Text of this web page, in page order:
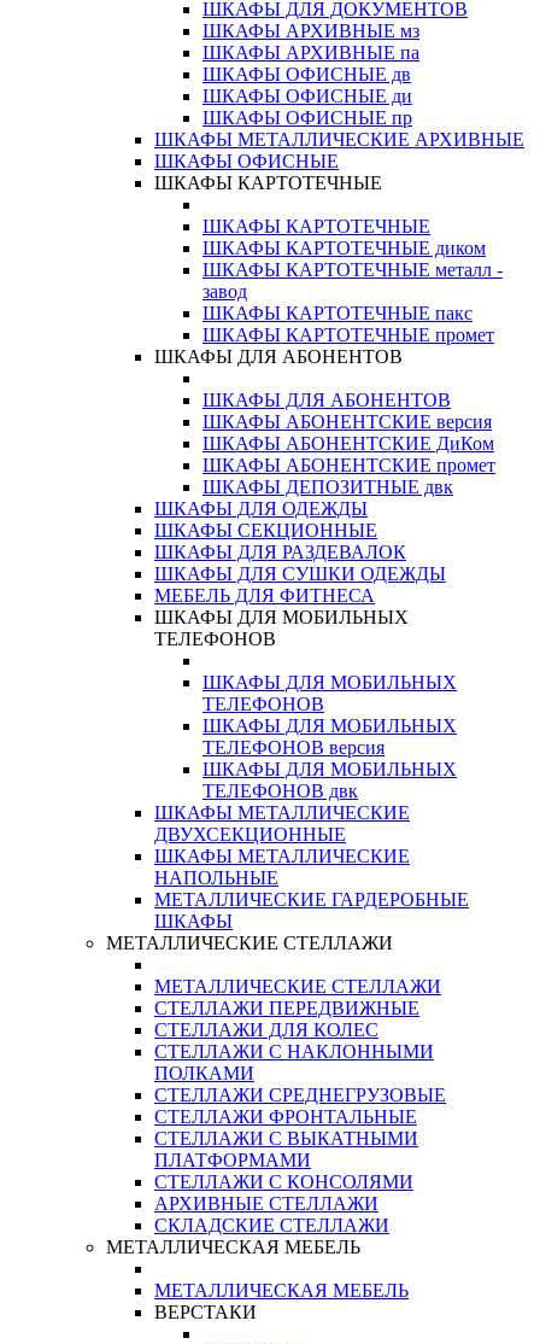
ШКАФЫ ДЛЯ ДОКУМЕНТОВ
ШКАФЫ АРХИВНЫЕ мз
ШКАФЫ АРХИВНЫЕ па
ШКАФЫ ОФИСНЫЕ дв
ШКАФЫ ОФИСНЫЕ ди
ШКАФЫ ОФИСНЫЕ пр
ШКАФЫ МЕТАЛЛИЧЕСКИЕ АРХИВНЫЕ
ШКАФЫ ОФИСНЫЕ
ШКАФЫ КАРТОТЕЧНЫЕ
ШКАФЫ КАРТОТЕЧНЫЕ
ШКАФЫ КАРТОТЕЧНЫЕ диком
ШКАФЫ КАРТОТЕЧНЫЕ металл -
завод
ШКАФЫ КАРТОТЕЧНЫЕ пакс
ШКАФЫ КАРТОТЕЧНЫЕ промет
ШКАФЫ ДЛЯ АБОНЕНТОВ
ШКАФЫ ДЛЯ АБОНЕНТОВ
ШКАФЫ АБОНЕНТСКИЕ версия
ШКАФЫ АБОНЕНТСКИЕ ДиКом
ШКАФЫ АБОНЕНТСКИЕ промет
ШКАФЫ ДЕПОЗИТНЫЕ двк
ШКАФЫ ДЛЯ ОДЕЖДЫ
ШКАФЫ СЕКЦИОННЫЕ
ШКАФЫ ДЛЯ РАЗДЕВАЛОК
ШКАФЫ ДЛЯ СУШКИ ОДЕЖДЫ
МЕБЕЛЬ ДЛЯ ФИТНЕСА
ШКАФЫ ДЛЯ МОБИЛЬНЫХ
ТЕЛЕФОНОВ
ШКАФЫ ДЛЯ МОБИЛЬНЫХ
ТЕЛЕФОНОВ
ШКАФЫ ДЛЯ МОБИЛЬНЫХ
ТЕЛЕФОНОВ версия
ШКАФЫ ДЛЯ МОБИЛЬНЫХ
ТЕЛЕФОНОВ двк
ШКАФЫ МЕТАЛЛИЧЕСКИЕ
ДВУХСЕКЦИОННЫЕ
ШКАФЫ МЕТАЛЛИЧЕСКИЕ
НАПОЛЬНЫЕ
МЕТАЛЛИЧЕСКИЕ ГАРДЕРОБНЫЕ
ШКАФЫ
МЕТАЛЛИЧЕСКИЕ СТЕЛЛАЖИ
МЕТАЛЛИЧЕСКИЕ СТЕЛЛАЖИ
СТЕЛЛАЖИ ПЕРЕДВИЖНЫЕ
СТЕЛЛАЖИ ДЛЯ КОЛЕС
СТЕЛЛАЖИ С НАКЛОННЫМИ
ПОЛКАМИ
СТЕЛЛАЖИ СРЕДНЕГРУЗОВЫЕ
СТЕЛЛАЖИ ФРОНТАЛЬНЫЕ
СТЕЛЛАЖИ С ВЫКАТНЫМИ
ПЛАТФОРМАМИ
СТЕЛЛАЖИ С КОНСОЛЯМИ
АРХИВНЫЕ СТЕЛЛАЖИ
СКЛАДСКИЕ СТЕЛЛАЖИ
МЕТАЛЛИЧЕСКАЯ МЕБЕЛЬ
МЕТАЛЛИЧЕСКАЯ МЕБЕЛЬ
ВЕРСТАКИ